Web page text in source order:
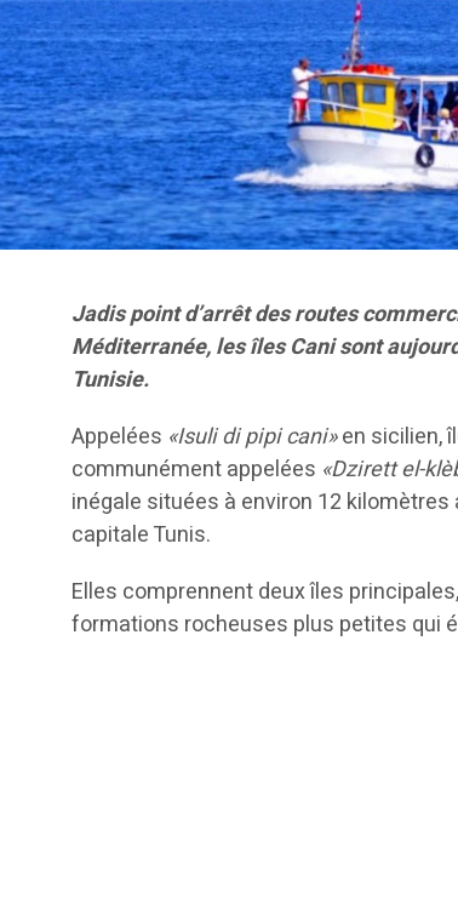
Jadis point d’arrêt des routes
Méditerranée, les îles Cani sont
Tunisie.
Appelées «Isuli di pipi cani»en sicilien,
communément appelées «Dzirett el-
inégale situées à environ 12
capitale Tunis.
Elles comprennent deux îles
formations rocheuses plus petites qui